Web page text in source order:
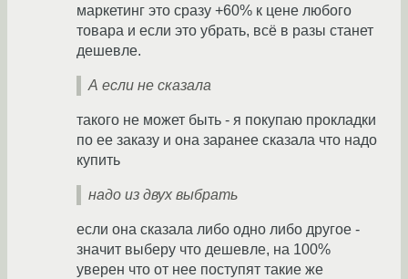
маркетинг это сразу +60% к цене любого
товара и если это убрать, всё в разы станет
дешевле.
А если не сказала
такого не может быть - я покупаю прокладки
по ее заказу и она заранее сказала что надо
купить
надо из двух выбрать
если она сказала либо одно либо другое -
значит выберу что дешевле, на 100%
уверен что от нее поступят такие же